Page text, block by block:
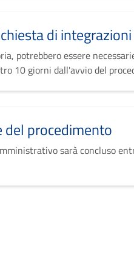
di integrazioni
potrebbero essere
10 giorni dall'avvio del
del procedimento
sarà concluso